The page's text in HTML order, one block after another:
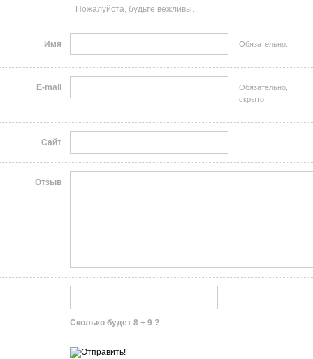
Пожалуйста, будьте вежливы.
Имя Обязательно.
E-mail
Обязательно,
скрыто.
Сайт
Отзыв
Сколько будет 8 + 9 ?